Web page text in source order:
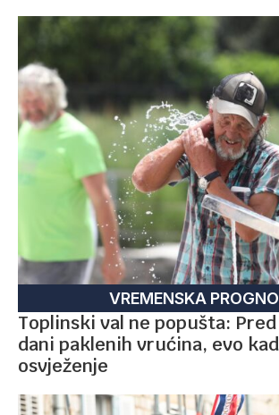
VREMENSKA
Toplinski val ne popušta:
dani paklenih vrućina, evo
osvježenje